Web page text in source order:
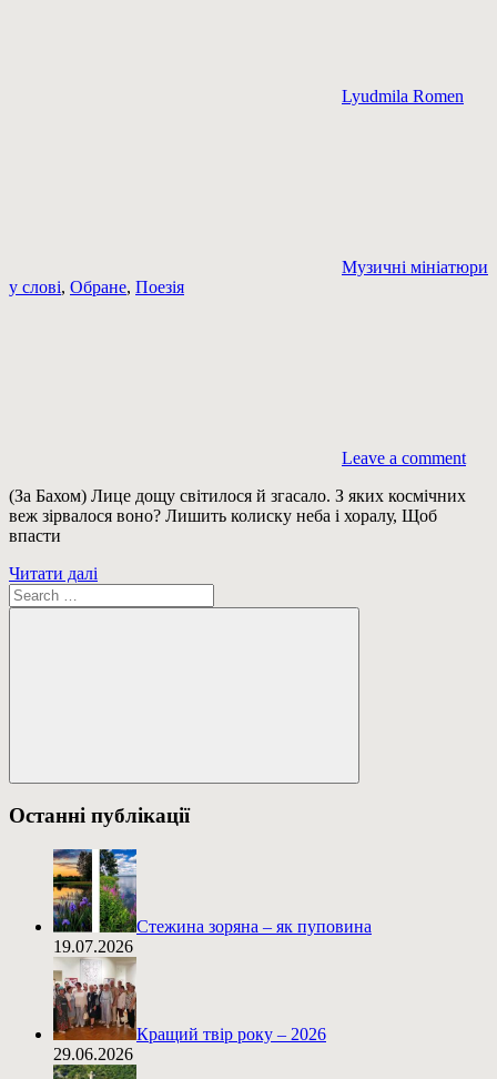
Lyudmila Romen
Музичні мініатюри
у слові, Обране, Поезія
Leave a comment
(За Бахом) Лице дощу світилося й згасало. З яких космічних
веж зірвалося воно? Лишить колиску неба і хоралу, Щоб
впасти
Читати далі
Пошук:
Пошук
Останні публікації
Стежина зоряна – як пуповина
19.07.2026
Кращий твір року – 2026
29.06.2026